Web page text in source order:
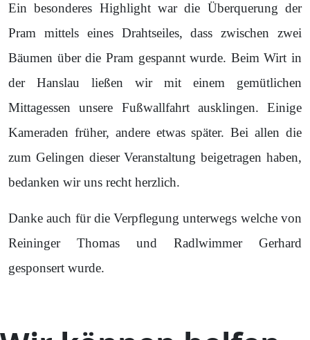
Ein besonderes Highlight war die Überquerung der
Pram mittels eines Drahtseiles, dass zwischen zwei
Bäumen über die Pram gespannt wurde. Beim Wirt in
der Hanslau ließen wir mit einem gemütlichen
Mittagessen unsere Fußwallfahrt ausklingen. Einige
Kameraden früher, andere etwas später. Bei allen die
zum Gelingen dieser Veranstaltung beigetragen haben,
bedanken wir uns recht herzlich.
Danke auch für die Verpflegung unterwegs welche von
Reininger Thomas und Radlwimmer Gerhard
gesponsert wurde.